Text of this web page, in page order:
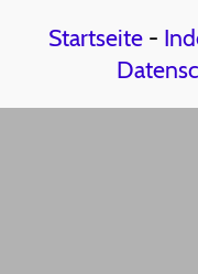
Startseite-